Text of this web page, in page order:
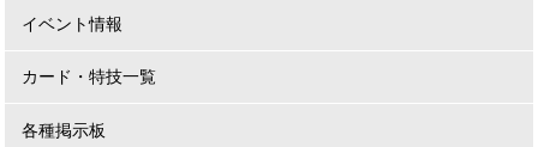
イベント情報
カード・特技一覧
各種掲示板